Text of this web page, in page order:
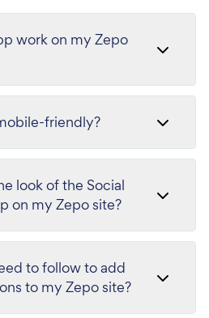
work on my Zepo
friendly?
look of the Social
on my Zepo site?
to follow to add
to my Zepo site?